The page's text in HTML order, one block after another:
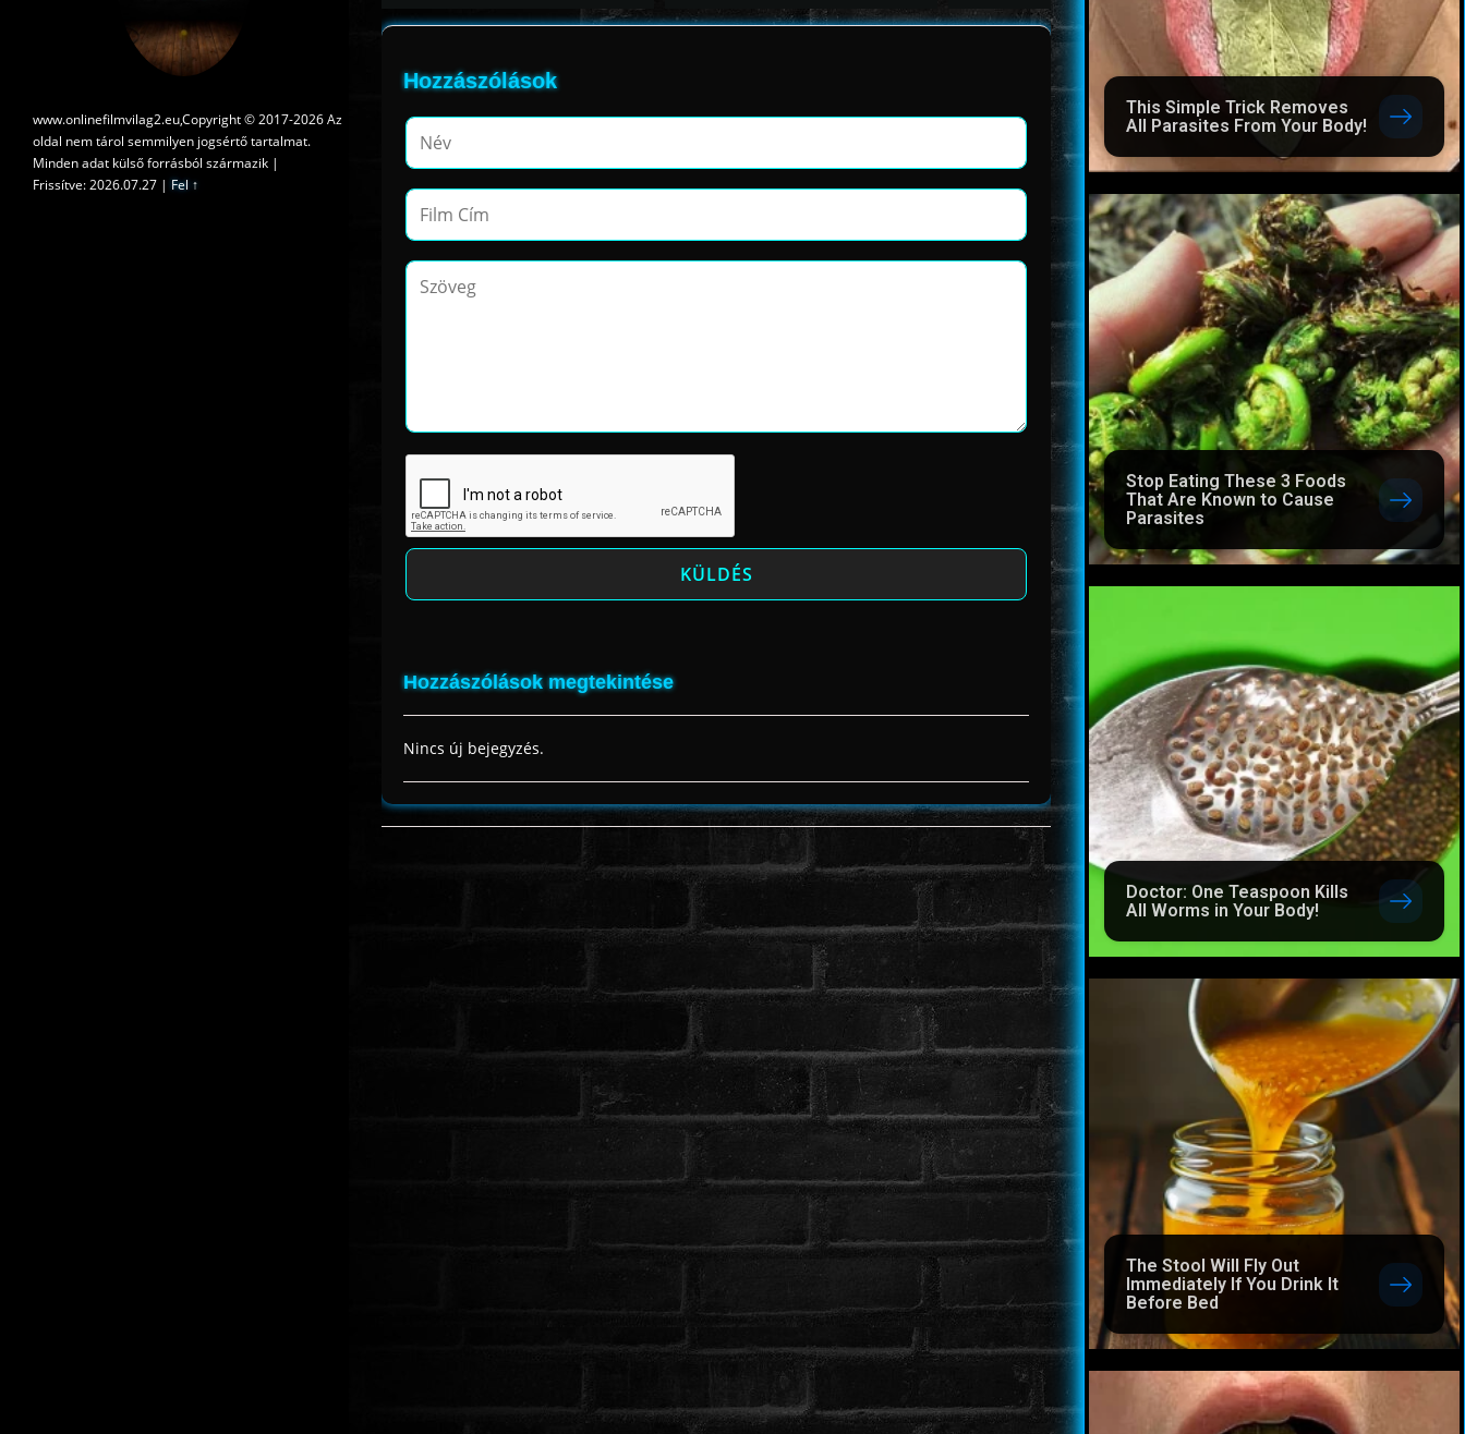
www.onlinefilmvilag2.eu,Copyright © 2017-2026 Az
oldal nem tárol semmilyen jogsértő tartalmat.
Minden adat külső forrásból származik |
Frissítve: 2026.07.27 | Fel ↑
Hozzászólások
Hozzászólások megtekintése
Nincs új bejegyzés.
This Simple Trick Removes
All Parasites From Your Body!
Stop Eating These 3 Foods
That Are Known to Cause
Parasites
Doctor: One Teaspoon Kills
All Worms in Your Body!
The Stool Will Fly Out
Immediately If You Drink It
Before Bed